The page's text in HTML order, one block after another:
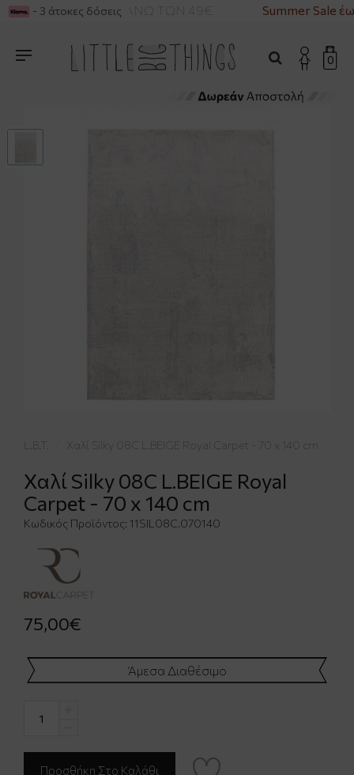
ΓΙΑ ΑΓΟΡΕΣ ΑΝΩ ΤΩΝ 49€ Summer Sale
- 3 άτοκες δόσεις
0
L.B.T. Χαλί Silky 08C L.BEIGE Royal Carpet - 70 x 140 cm
Χαλί Silky 08C L.BEIGE Royal
Carpet - 70 x 140 cm
Κωδικός Προϊόντος: 11SIL08C.070140
75,00€
Άμεσα Διαθέσιμο